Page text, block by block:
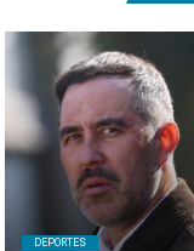
DEPORTES